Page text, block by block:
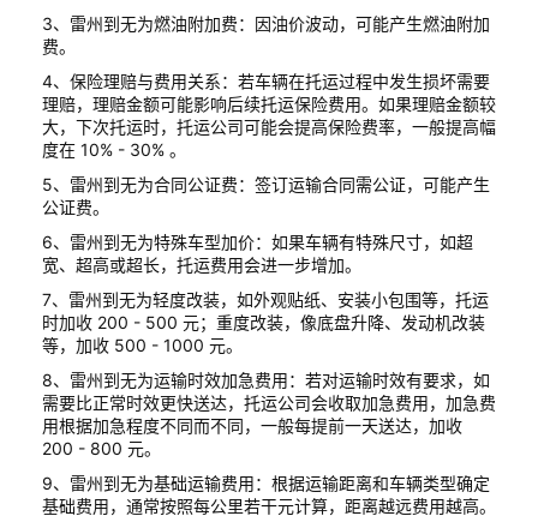
3、雷州到无为燃油附加费：因油价波动，可能产生燃油附加
费。
4、保险理赔与费用关系：若车辆在托运过程中发生损坏需要
理赔，理赔金额可能影响后续托运保险费用。如果理赔金额较
大，下次托运时，托运公司可能会提高保险费率，一般提高幅
度在 10% - 30% 。
5、雷州到无为合同公证费：签订运输合同需公证，可能产生
公证费。
6、雷州到无为特殊车型加价：如果车辆有特殊尺寸，如超
宽、超高或超长，托运费用会进一步增加。
7、雷州到无为轻度改装，如外观贴纸、安装小包围等，托运
时加收 200 - 500 元；重度改装，像底盘升降、发动机改装
等，加收 500 - 1000 元。
8、雷州到无为运输时效加急费用：若对运输时效有要求，如
需要比正常时效更快送达，托运公司会收取加急费用，加急费
用根据加急程度不同而不同，一般每提前一天送达，加收
200 - 800 元。
9、雷州到无为基础运输费用：根据运输距离和车辆类型确定
基础费用，通常按照每公里若干元计算，距离越远费用越高。